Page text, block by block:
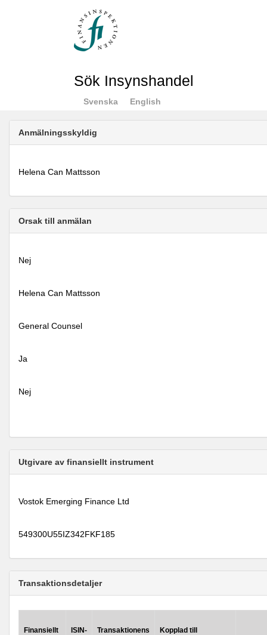
Sök Insynshandel
Svenska English
Anmälningsskyldig
Helena Can Mattsson
Orsak till anmälan
Nej
Helena Can Mattsson
General Counsel
Ja
Nej
Utgivare av finansiellt instrument
Vostok Emerging Finance Ltd
549300U55IZ342FKF185
Transaktionsdetaljer
Finansiellt
ISIN-
Transaktionens
Kopplad till